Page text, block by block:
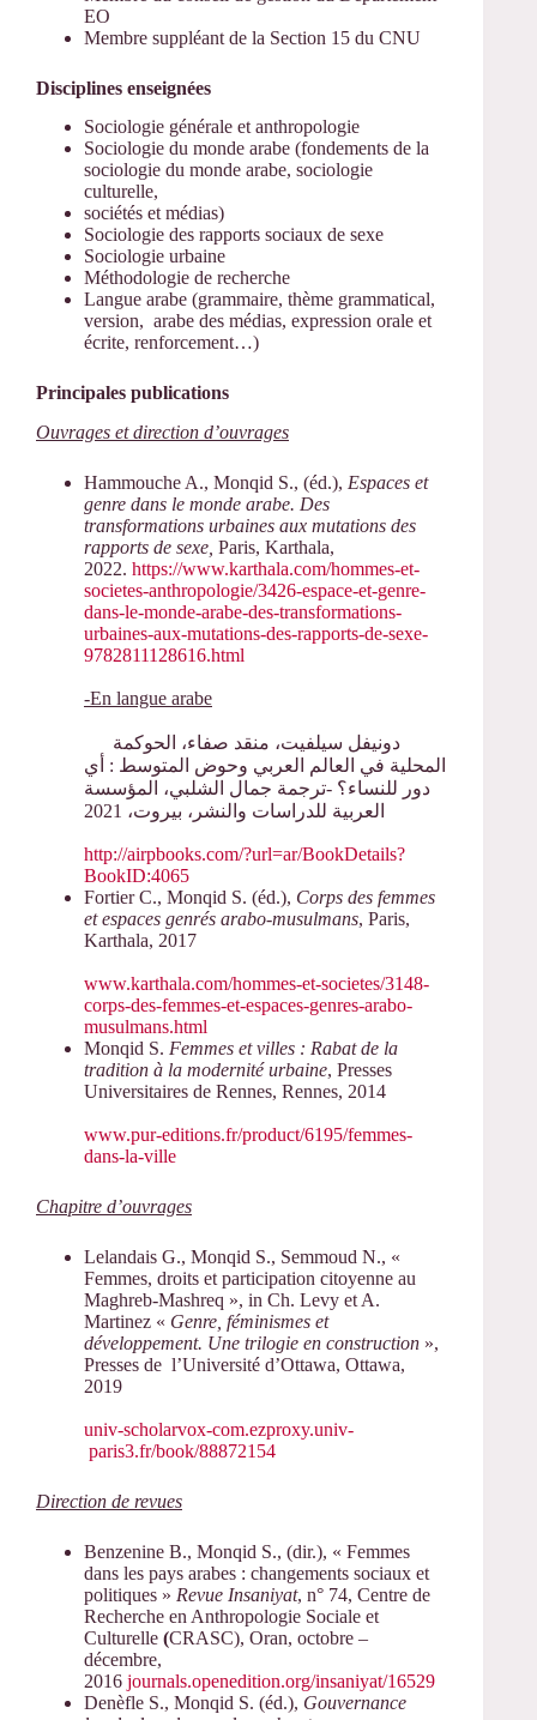
EO
Membre suppléant de la Section 15 du CNU
Disciplines enseignées
Sociologie générale et anthropologie
Sociologie du monde arabe (fondements de la
sociologie du monde arabe, sociologie
culturelle,
sociétés et médias)
Sociologie des rapports sociaux de sexe
Sociologie urbaine
Méthodologie de recherche
Langue arabe (grammaire, thème grammatical,
version, arabe des médias, expression orale et
écrite, renforcement…)
Principales publications
Ouvrages et direction d’ouvrages
Hammouche A., Monqid S., (éd.), Espaces et
genre dans le monde arabe. Des
transformations urbaines aux mutations des
rapports de sexe, Paris, Karthala,
2022. https://www.karthala.com/hommes-et-
societes-anthropologie/3426-espace-et-genre-
dans-le-monde-arabe-des-transformations-
urbaines-aux-mutations-des-rapports-de-sexe-
9782811128616.html
-En langue arabe
المحلية في العالم العربي وحوض المتوسط : أي
دور للنساء؟ -ترجمة جمال الشلبي، المؤسسة
العربية للدراسات والنشر، بيروت، 2021
http://airpbooks.com/?url=ar/BookDetails?
BookID:4065
Fortier C., Monqid S. (éd.), Corps des femmes
et espaces genrés arabo-musulmans, Paris,
Karthala, 2017
www.karthala.com/hommes-et-societes/3148-
corps-des-femmes-et-espaces-genres-arabo-
musulmans.html
Monqid S. Femmes et villes : Rabat de la
tradition à la modernité urbaine, Presses
Universitaires de Rennes, Rennes, 2014
www.pur-editions.fr/product/6195/femmes-
dans-la-ville
Chapitre d’ouvrages
Lelandais G., Monqid S., Semmoud N., «
Femmes, droits et participation citoyenne au
Maghreb-Mashreq », in Ch. Levy et A.
Martinez « Genre, féminismes et
développement. Une trilogie en construction »,
Presses de l’Université d’Ottawa, Ottawa,
2019
univ-scholarvox-com.ezproxy.univ-
paris3.fr/book/88872154
Direction de revues
Benzenine B., Monqid S., (dir.), « Femmes
dans les pays arabes : changements sociaux et
politiques » Revue Insaniyat, n° 74, Centre de
Recherche en Anthropologie Sociale et
Culturelle (CRASC), Oran, octobre –
décembre,
2016 journals.openedition.org/insaniyat/16529
Denèfle S., Monqid S. (éd.), Gouvernance